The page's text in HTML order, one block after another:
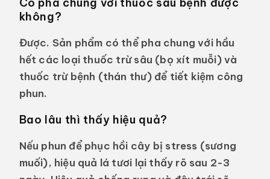
không?
Được. Sản phẩm có thể pha chung với hầu
hết các loại thuốc trừ sâu (bọ xít muỗi) và
thuốc trừ bệnh (thán thư) để tiết kiệm công
phun.
Bao lâu thì thấy hiệu quả?
Nếu phun để phục hồi cây bị stress (sương
muối), hiệu quả lá tươi lại thấy rõ sau 2-3